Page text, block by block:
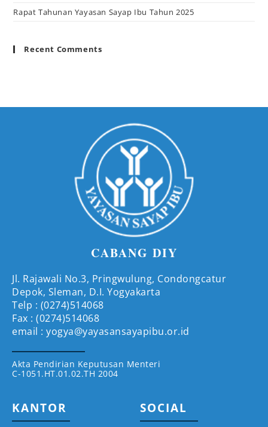
Rapat Tahunan Yayasan Sayap Ibu Tahun 2025
Recent Comments
CABANG DIY
Jl. Rajawali No.3, Pringwulung, Condongcatur
Depok, Sleman, D.I. Yogyakarta
Telp : (0274)514068
Fax : (0274)514068
email : yogya@yayasansayapibu.or.id
Akta Pendirian Keputusan Menteri
C-1051.HT.01.02.TH 2004
KANTOR SOCIAL